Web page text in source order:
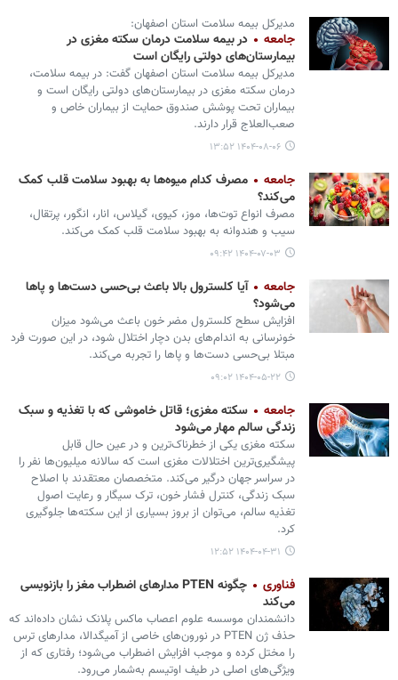
مدیرکل بیمه سلامت استان اصفهان:
جامعه
در بیمه سلامت درمان سکته مغزی در
بیمارستان‌های دولتی رایگان است
مدیرکل بیمه سلامت استان اصفهان گفت: در بیمه سلامت،
درمان سکته مغزی در بیمارستان‌های دولتی رایگان است و
بیماران تحت پوشش صندوق حمایت از بیماران خاص و
صعب‌العلاج قرار دارند.
۱۴۰۴-۰۸-۰۶ ۱۳:۵۲
جامعه
مصرف کدام میوه‌ها به بهبود سلامت قلب کمک
می‌کند؟
مصرف انواع توت‌ها، موز، کیوی، گیلاس، انار، انگور، پرتقال،
سیب و هندوانه به بهبود سلامت قلب کمک می‌کند.
۱۴۰۴-۰۷-۰۳ ۰۹:۴۲
جامعه
آیا کلسترول بالا باعث بی‌حسی دست‌ها و پاها
می‏‌شود؟
افزایش سطح کلسترول مضر خون باعث می‏‌شود میزان
خونرسانی به اندام‌های بدن دچار اختلال شود، در این صورت فرد
مبتلا بی‌حسی دست‌ها و پاها را تجربه می‌کند.
۱۴۰۴-۰۵-۲۲ ۰۹:۰۲
جامعه
سکته مغزی؛ قاتل خاموشی که با تغذیه و سبک
زندگی سالم مهار می‌شود
سکته مغزی یکی از خطرناک‌ترین و در عین حال قابل
پیشگیری‌ترین اختلالات مغزی است که سالانه میلیون‌ها نفر را
در سراسر جهان درگیر می‌کند. متخصصان معتقدند با اصلاح
سبک زندگی، کنترل فشار خون، ترک سیگار و رعایت اصول
تغذیه سالم، می‌توان از بروز بسیاری از این سکته‌ها جلوگیری
کرد.
۱۴۰۴-۰۴-۳۱ ۱۲:۵۲
فناوری
چگونه PTEN مدارهای اضطراب مغز را بازنویسی
می‌کند
دانشمندان موسسه علوم اعصاب ماکس پلانک نشان داده‌اند که
حذف ژن PTEN در نورون‌های خاصی از آمیگدالا، مدارهای ترس
را مختل کرده و موجب افزایش اضطراب می‌شود؛ رفتاری که از
ویژگی‌های اصلی در طیف اوتیسم به‌شمار می‌رود.